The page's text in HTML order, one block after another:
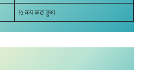
½ कप कटा हुआ